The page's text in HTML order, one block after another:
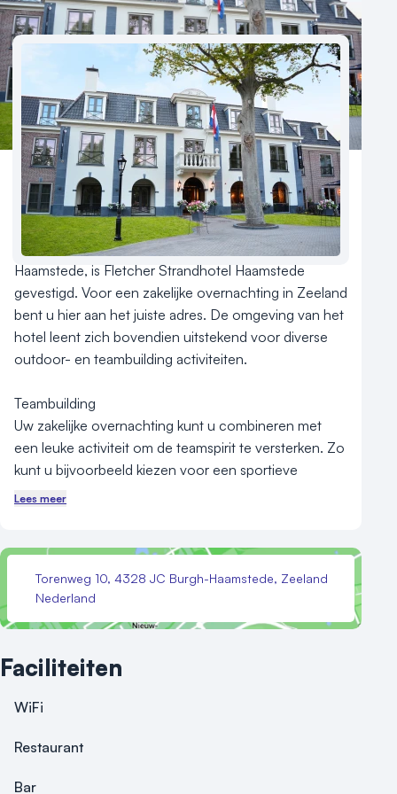
Contact
Aantal hotelkamers 70
Aan de Zeeuwse kust, in het pittoreske Burgh-
Haamstede, is Fletcher Strandhotel Haamstede
gevestigd. Voor een zakelijke overnachting in Zeeland
bent u hier aan het juiste adres. De omgeving van het
hotel leent zich bovendien uitstekend voor diverse
outdoor- en teambuilding activiteiten.
Teambuilding
Uw zakelijke overnachting kunt u combineren met
een leuke activiteit om de teamspirit te versterken. Zo
kunt u bijvoorbeeld kiezen voor een sportieve
activiteit op het nabij gelegen strand. De natuurrijke
ideale uitvalsbasis voor een zakelijke overnachting of
bijeenkomst.
Het hotel in Burgh-Haamstede is onder andere
- Zakelijke overnachtingen
- Diner
- Outdoor activiteiten
Lees meer
Torenweg 10, 4328 JC Burgh-Haamstede, Zeeland
Nederland
Faciliteiten
WiFi
Restaurant
Bar